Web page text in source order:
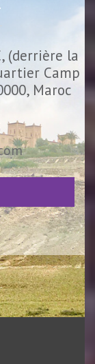
(derrière la
Camp
Maroc